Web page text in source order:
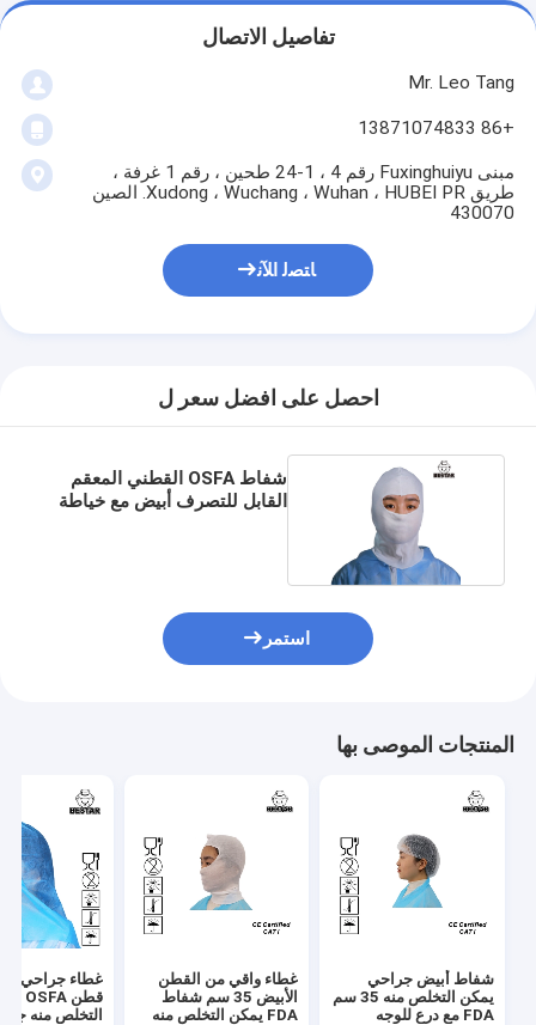
تفاصيل الاتصال
Mr. Leo Tang
+86 13871074833
مبنى Fuxinghuiyu رقم 4 ، 1-24 طحين ، رقم 1 غرفة ،
طريق Xudong ، Wuchang ، Wuhan ، HUBEI PR. الصين
430070
ﺎﺘﺼﻟ ﺍﻶﻧ
احصل على افضل سعر ل
شفاط OSFA القطني المعقم
القابل للتصرف أبيض مع خياطة
استمر
المنتجات الموصى بها
شفاط أبيض جراحي
يمكن التخلص منه 35 سم
FDA مع درع للوجه
غطاء واقي من القطن
الأبيض 35 سم شفاط
FDA يمكن التخلص منه
التخلص منه